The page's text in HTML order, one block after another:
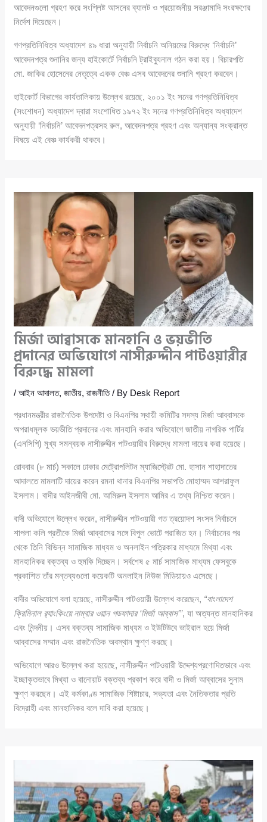
আবেদনগুলো গ্রহণ করে সংশ্লিষ্ট আসনের ব্যালট ও প্রয়োজনীয় সরঞ্জামাদি সংরক্ষণের
নির্দেশ দিয়েছেন।
গণপ্রতিনিধিত্ব অধ্যাদেশ ৪৯ ধারা অনুযায়ী নির্বাচনি অনিয়মের বিরুদ্ধে ‘নির্বাচনি’
আবেদনপত্র শুনানির জন্য হাইকোর্টে নির্বাচনি ট্রাইব্যুনাল গঠন করা হয়। বিচারপতি
মো. জাকির হোসেনের নেতৃত্বে একক বেঞ্চ এসব আবেদনের শুনানি গ্রহণ করবেন।
হাইকোর্ট বিভাগের কার্যতালিকায় উল্লেখ রয়েছে, ২০০১ ইং সনের গণপ্রতিনিধিত্ব
(সংশোধন) অধ্যাদেশ দ্বারা সংশোধিত ১৯৭২ ইং সনের গণপ্রতিনিধিত্ব অধ্যাদেশ
অনুযায়ী ‘নির্বাচনি’ আবেদনপত্রসহ রুল, আবেদনপত্র গ্রহণ এবং অন্যান্য সংক্রান্ত
বিষয়ে এই বেঞ্চ কার্যকরী থাকবে।
মির্জা আব্বাসকে মানহানি ও ভয়ভীতি
প্রদানের অভিযোগে নাসীরুদ্দীন পাটওয়ারীর
বিরুদ্ধে মামলা
/আইন আদালত,জাতীয়,রাজনীতি/ By Desk Report
প্রধানমন্ত্রীর রাজনৈতিক উপদেষ্টা ও বিএনপির স্থায়ী কমিটির সদস্য মির্জা আব্বাসকে
অপরাধমূলক ভয়ভীতি প্রদানের এবং মানহানি করার অভিযোগে জাতীয় নাগরিক পার্টির
(এনসিপি) মুখ্য সমন্বয়ক নাসীরুদ্দীন পাটওয়ারীর বিরুদ্ধে মামলা দায়ের করা হয়েছে।
রোববার (৮ মার্চ) সকালে ঢাকার মেট্রোপলিটন ম্যাজিস্ট্রেট মো. হাসান শাহাদাতের
আদালতে মামলাটি দায়ের করেন রমনা থানার বিএনপির সভাপতি মোহাম্মদ আশরাফুল
ইসলাম। বাদীর আইনজীবী মো. আমিরুল ইসলাম আমির এ তথ্য নিশ্চিত করেন।
বাদী অভিযোগে উল্লেখ করেন, নাসীরুদ্দীন পাটওয়ারী গত ত্রয়োদশ সংসদ নির্বাচনে
শাপলা কলি প্রতীকে মির্জা আব্বাসের সঙ্গে বিপুল ভোটে পরাজিত হন। নির্বাচনের পর
থেকে তিনি বিভিন্ন সামাজিক মাধ্যম ও অনলাইন পত্রিকার মাধ্যমে মিথ্যা এবং
মানহানিকর বক্তব্য ও হুমকি দিচ্ছেন। সর্বশেষ ৫ মার্চ সামাজিক মাধ্যম ফেসবুকে
প্রকাশিত তাঁর মন্তব্যগুলো কয়েকটি অনলাইন নিউজ মিডিয়ায়ও এসেছে।
বাদীর অভিযোগে বলা হয়েছে, নাসীরুদ্দীন পাটওয়ারী উল্লেখ করেছেন, “বাংলাদেশ
ক্রিমিনাল র‍্যাংকিংয়ে নাম্বার ওয়ান গডফাদার ‘মির্জা আব্বাস’”, যা অত্যন্ত মানহানিকর
এবং নিন্দনীয়। এসব বক্তব্য সামাজিক মাধ্যম ও ইউটিউবে ভাইরাল হয়ে মির্জা
আব্বাসের সম্মান এবং রাজনৈতিক অবস্থান ক্ষুণ্ণ করছে।
অভিযোগে আরও উল্লেখ করা হয়েছে, নাসীরুদ্দীন পাটওয়ারী উদ্দেশ্যপ্রণোদিতভাবে এবং
ইচ্ছাকৃতভাবে মিথ্যা ও বানোয়াট বক্তব্য প্রকাশ করে বাদী ও মির্জা আব্বাসের সুনাম
ক্ষুণ্ণ করছেন। এই কর্মকাণ্ড সামাজিক শিষ্টাচার, সভ্যতা এবং নৈতিকতার প্রতি
বিদ্রোহী এবং মানহানিকর বলে দাবি করা হয়েছে।